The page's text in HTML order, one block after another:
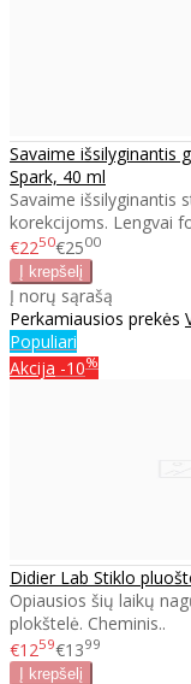
Savaime išsilyginantis
Spark, 40 ml
Savaime išsilyginantis
korekcijoms. Lengvai
€2250€2500
Į norų sąrašą
Perkamiausios prekės
Populiari
Akcija -10%
Didier Lab Stiklo
Opiausios šių laikų
plokštelė. Cheminis..
€1259€1399